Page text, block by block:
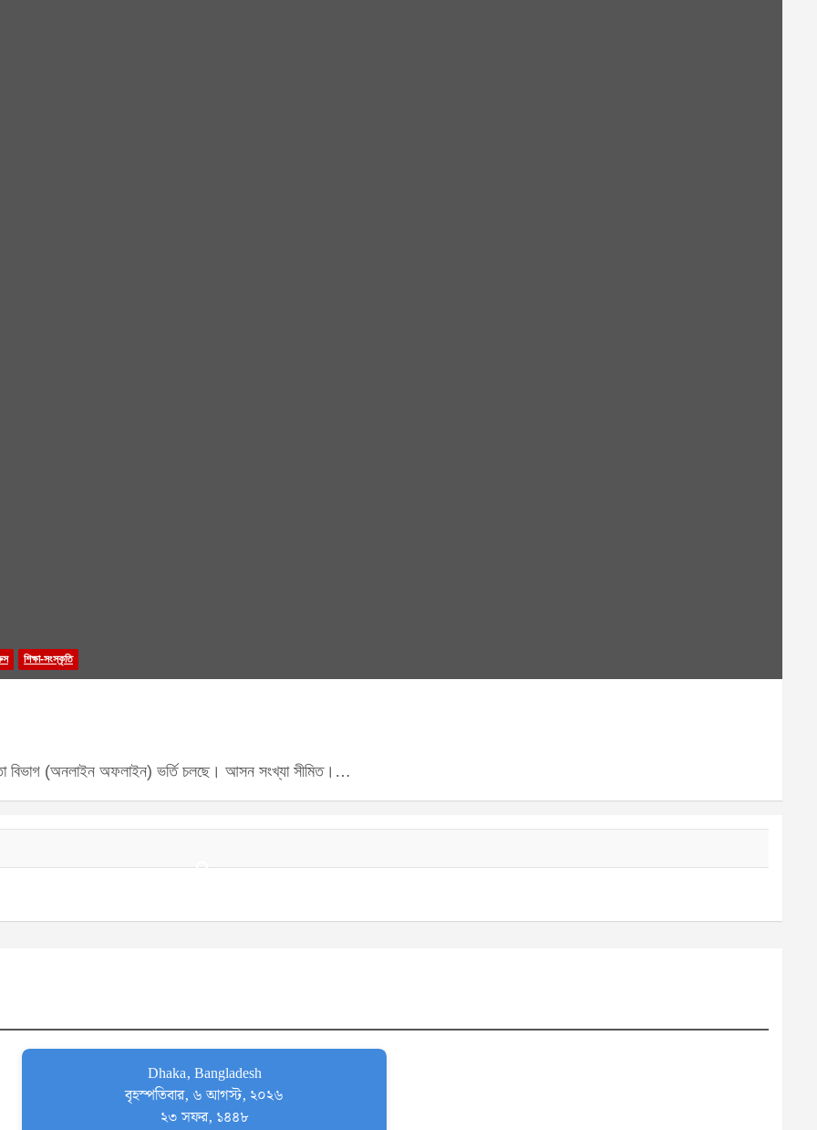
শিক্ষা-সংস্কৃতি
বিভাগ (অনলাইন অফলাইন) ভর্তি চলছে। আসন সংখ্যা সীমিত।…
Dhaka, Bangladesh
বৃহস্পতিবার, ৬ আগস্ট, ২০২৬
২৩ সফর, ১৪৪৮